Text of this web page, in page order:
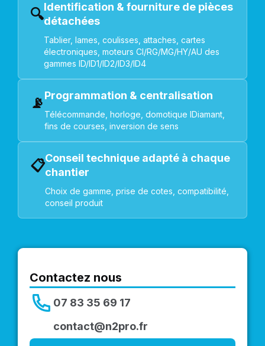
🔍Identification & fourniture de pièces
détachées
Tablier, lames, coulisses, attaches, cartes
électroniques, moteurs CI/RG/MG/HY/AU des
gammes ID/ID1/ID2/ID3/ID4
📡Programmation & centralisation
Télécommande, horloge, domotique IDiamant,
fins de courses, inversion de sens
📋Conseil technique adapté à chaque
chantier
Choix de gamme, prise de cotes, compatibilité,
conseil produit
Contactez nous
07 83 35 69 17
contact@n2pro.fr